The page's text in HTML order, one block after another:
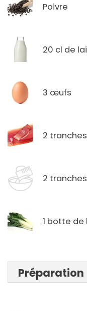
Poivre
20 cl de
3 œufs
2
2
1 botte
Préparation